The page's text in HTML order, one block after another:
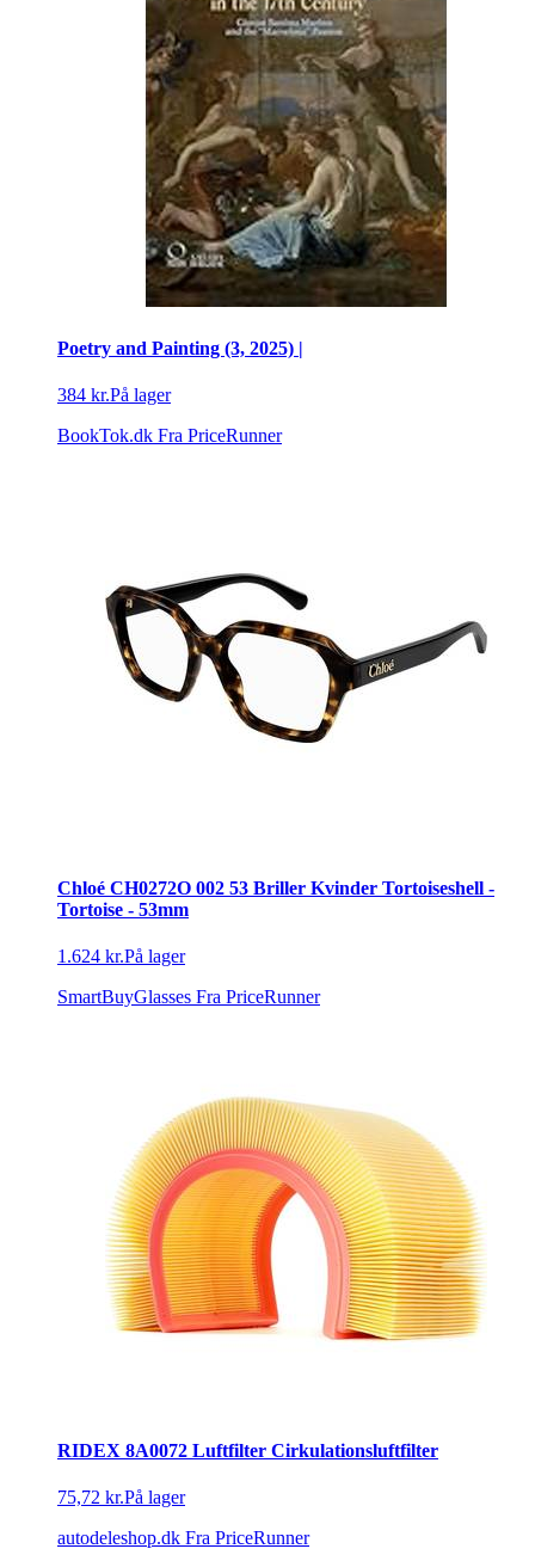
Poetry and Painting (3, 2025) |
384 kr.På lager
BookTok.dk Fra PriceRunner
Chloé CH0272O 002 53 Briller Kvinder Tortoiseshell -
Tortoise - 53mm
1.624 kr.På lager
SmartBuyGlasses Fra PriceRunner
RIDEX 8A0072 Luftfilter Cirkulationsluftfilter
75,72 kr.På lager
autodeleshop.dk Fra PriceRunner